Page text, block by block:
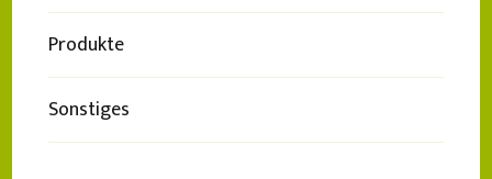
Produkte
Sonstiges